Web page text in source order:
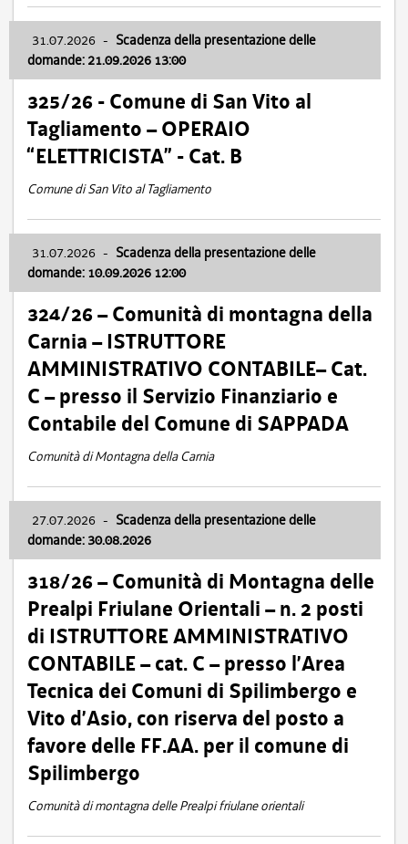
31.07.2026 - Scadenza della presentazione delle
domande: 21.09.2026 13:00
325/26 - Comune di San Vito al
Tagliamento – OPERAIO
“ELETTRICISTA” - Cat. B
Comune di San Vito al Tagliamento
31.07.2026 - Scadenza della presentazione delle
domande: 10.09.2026 12:00
324/26 – Comunità di montagna della
Carnia – ISTRUTTORE
AMMINISTRATIVO CONTABILE– Cat.
C – presso il Servizio Finanziario e
Contabile del Comune di SAPPADA
Comunità di Montagna della Carnia
27.07.2026 - Scadenza della presentazione delle
domande: 30.08.2026
318/26 – Comunità di Montagna delle
Prealpi Friulane Orientali – n. 2 posti
di ISTRUTTORE AMMINISTRATIVO
CONTABILE – cat. C – presso l’Area
Tecnica dei Comuni di Spilimbergo e
Vito d’Asio, con riserva del posto a
favore delle FF.AA. per il comune di
Spilimbergo
Comunità di montagna delle Prealpi friulane orientali